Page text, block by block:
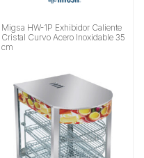
Migsa HW-1P Exhibidor Caliente
Cristal Curvo Acero Inoxidable 35
cm